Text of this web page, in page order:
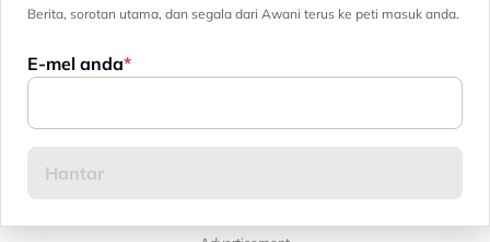
Berita, sorotan utama, dan segala dari Awani terus ke peti masuk anda.
E-mel anda